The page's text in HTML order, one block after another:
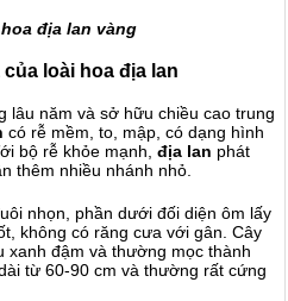
địa lan vàng
loài hoa địa lan
lâu năm và sở hữu chiều cao trung
có rễ mềm, to, mập, có dạng hình
bộ rễ khỏe mạnh, địa lan phát
thêm nhiều nhánh nhỏ.
nhọn, phần dưới đối diện ôm lấy
không có răng cưa với gân. Cây
xanh đậm và thường mọc thành
từ 60-90 cm và thường rất cứng